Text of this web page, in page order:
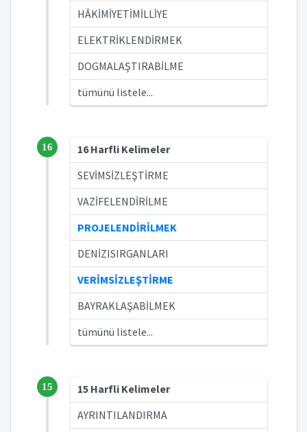
HÂKİMİYETİMİLLİYE
ELEKTRİKLENDİRMEK
DOGMALAŞTIRABİLME
tümünü listele...
16
16 Harfli Kelimeler
SEVİMSİZLEŞTİRME
VAZİFELENDİRİLME
PROJELENDİRİLMEK
DENİZISIRGANLARI
VERİMSİZLEŞTİRME
BAYRAKLAŞABİLMEK
tümünü listele...
15
15 Harfli Kelimeler
AYRINTILANDIRMA